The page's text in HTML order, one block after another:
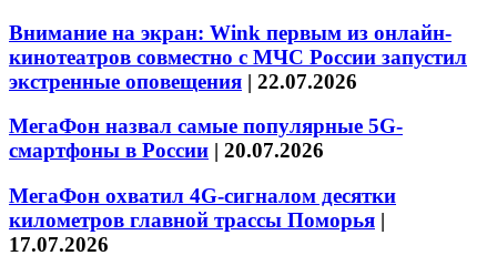
Внимание на экран: Wink первым из онлайн-
кинотеатров совместно с МЧС России запустил
экстренные оповещения | 22.07.2026
МегаФон назвал самые популярные 5G-
смартфоны в России | 20.07.2026
МегаФон охватил 4G-сигналом десятки
километров главной трассы Поморья |
17.07.2026